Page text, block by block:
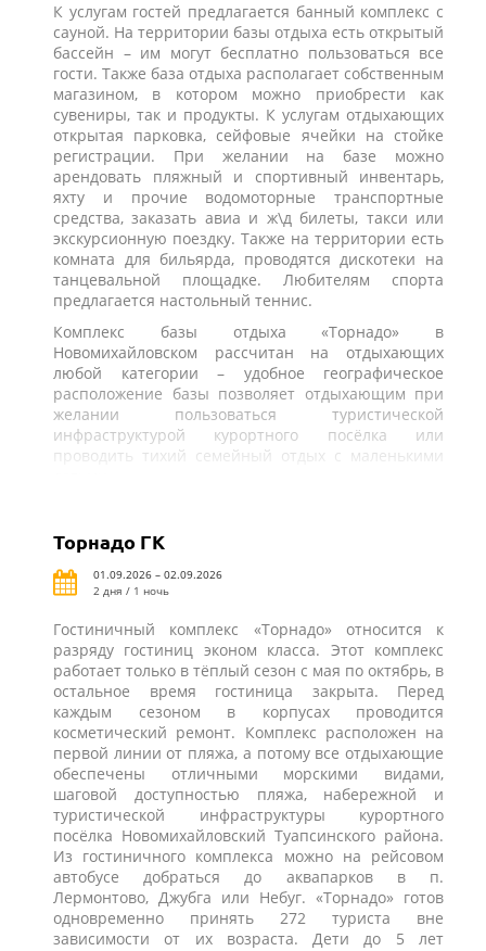
К услугам гостей предлагается банный комплекс с
сауной. На территории базы отдыха есть открытый
бассейн – им могут бесплатно пользоваться все
гости. Также база отдыха располагает собственным
магазином, в котором можно приобрести как
сувениры, так и продукты. К услугам отдыхающих
открытая парковка, сейфовые ячейки на стойке
регистрации. При желании на базе можно
арендовать пляжный и спортивный инвентарь,
яхту и прочие водомоторные транспортные
средства, заказать авиа и ж\д билеты, такси или
экскурсионную поездку. Также на территории есть
комната для бильярда, проводятся дискотеки на
танцевальной площадке. Любителям спорта
предлагается настольный теннис.
Комплекс базы отдыха «Торнадо» в
Новомихайловском рассчитан на отдыхающих
любой категории – удобное географическое
расположение базы позволяет отдыхающим при
желании пользоваться туристической
инфраструктурой курортного посёлка или
проводить тихий семейный отдых с маленькими
Торнадо ГК
01.09.2026 – 02.09.2026
2 дня / 1 ночь
Гостиничный комплекс «Торнадо» относится к
разряду гостиниц эконом класса. Этот комплекс
работает только в тёплый сезон с мая по октябрь, в
остальное время гостиница закрыта. Перед
каждым сезоном в корпусах проводится
косметический ремонт. Комплекс расположен на
первой линии от пляжа, а потому все отдыхающие
обеспечены отличными морскими видами,
шаговой доступностью пляжа, набережной и
туристической инфраструктуры курортного
посёлка Новомихайловский Туапсинского района.
Из гостиничного комплекса можно на рейсовом
автобусе добраться до аквапарков в п.
Лермонтово, Джубга или Небуг. «Торнадо» готов
одновременно принять 272 туриста вне
зависимости от их возраста. Дети до 5 лет